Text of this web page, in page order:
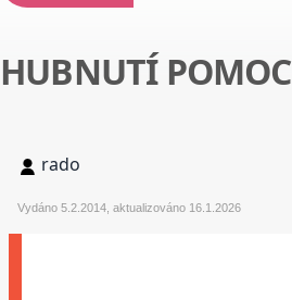
HUBNUTÍ
rado
Vydáno 5.2.2014, aktualizováno 16.1.2026